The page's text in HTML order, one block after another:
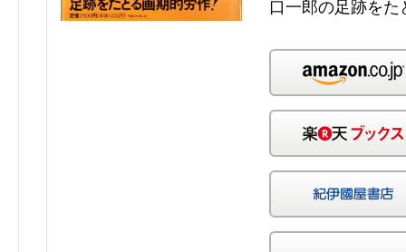
口一郎の足跡を